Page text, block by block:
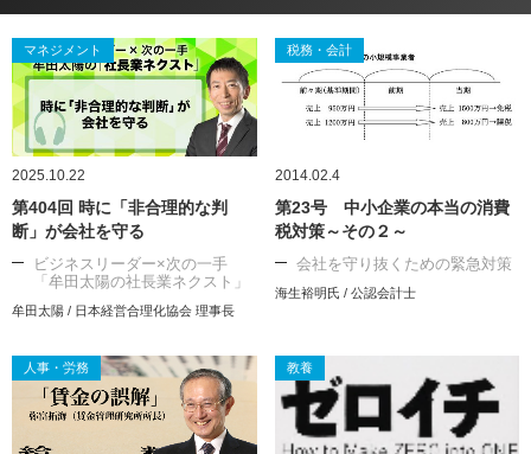
マネジメント
2025.10.22
第404回 時に「非合理的な判
断」が会社を守る
ビジネスリーダー×次の一手
「牟田太陽の社長業ネクスト」
牟田太陽 / 日本経営合理化協会 理事長
税務・会計
2014.02.4
第23号 中小企業の本当の消費
税対策～その２～
会社を守り抜くための緊急対策
海生裕明氏 / 公認会計士
人事・労務 教養